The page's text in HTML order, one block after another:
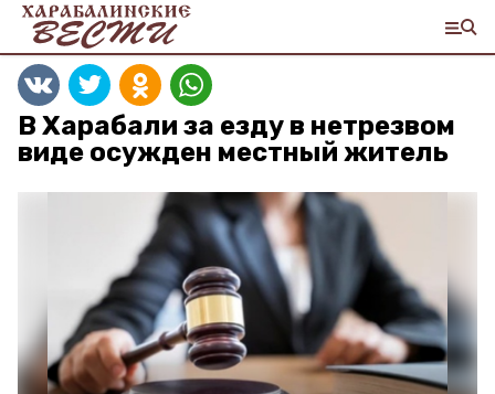
В Харабали за езду в нетрезвом
виде осужден местный житель